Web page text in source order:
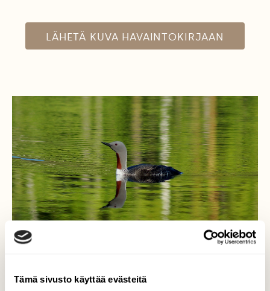
Tämä sivusto käyttää evästeitä
LÄHETÄ KUVA HAVAINTOKIRJAAN